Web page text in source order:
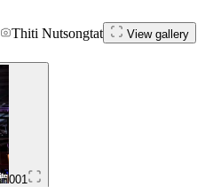
Thiti Nutsongtat View gallery
001